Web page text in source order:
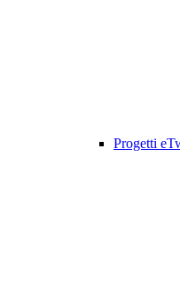
Progetti